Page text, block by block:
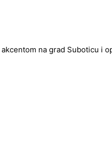
na grad Suboticu i